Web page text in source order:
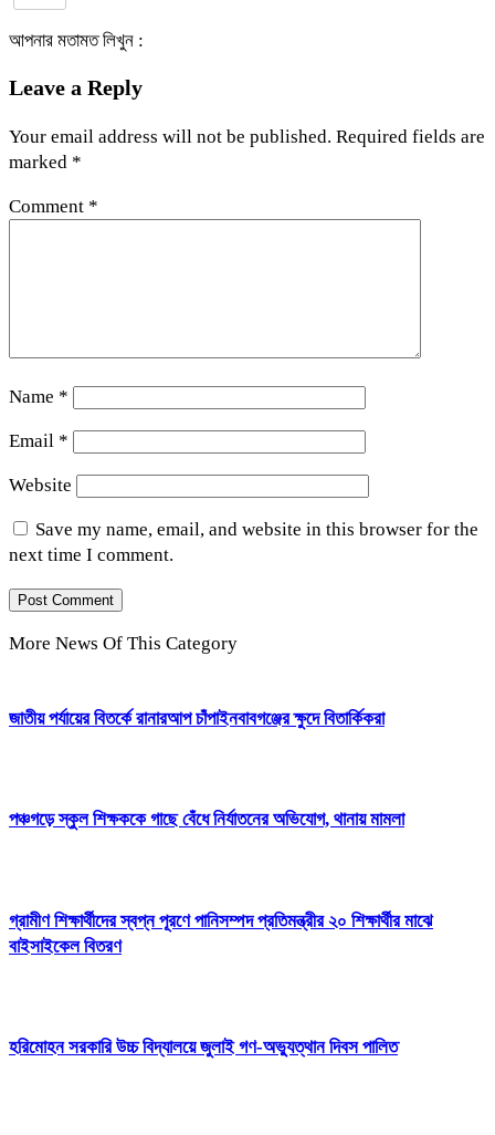
আপনার মতামত লিখুন :
Leave a Reply
Your email address will not be published. Required fields are
marked *
Comment *
Name *
Email *
Website
Save my name, email, and website in this browser for the
next time I comment.
More News Of This Category
জাতীয় পর্যায়ের বিতর্কে রানারআপ চাঁপাইনবাবগঞ্জের ক্ষুদে বিতার্কিকরা
পঞ্চগড়ে স্কুল শিক্ষককে গাছে বেঁধে নির্যাতনের অভিযোগ, থানায় মামলা
গ্রামীণ শিক্ষার্থীদের স্বপ্ন পূরণে পানিসম্পদ প্রতিমন্ত্রীর ২০ শিক্ষার্থীর মাঝে
বাইসাইকেল বিতরণ
হরিমোহন সরকারি উচ্চ বিদ্যালয়ে জুলাই গণ-অভ্যুত্থান দিবস পালিত